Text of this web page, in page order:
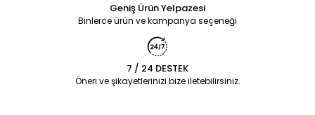
Geniş Ürün Yelpazesi
Binlerce ürün ve kampanya seçeneği
7 / 24 DESTEK
Öneri ve şikayetlerinizi bize iletebilirsiniz.